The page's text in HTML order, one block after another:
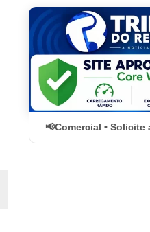
Comercial •